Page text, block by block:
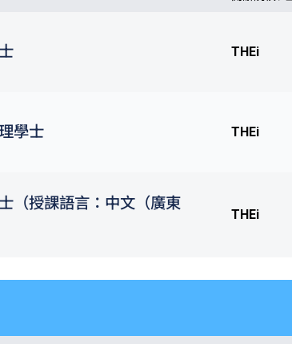
THEi
學士 THEi
（授課語言：中文（廣東
THEi